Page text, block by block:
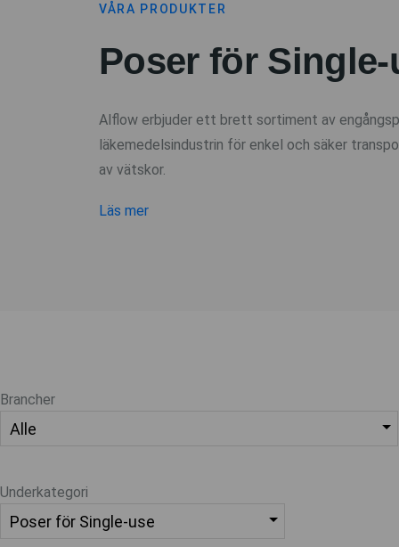
VÅRA PRODUKTER
Poser för Single-
Alflow erbjuder ett brett sortiment av
läkemedelsindustrin för enkel och säker
av vätskor.
Läs mer
Brancher
Underkategori